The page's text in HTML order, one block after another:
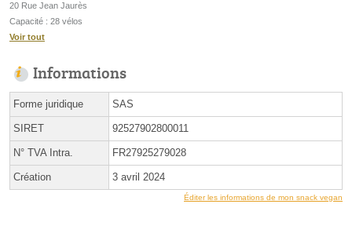
20 Rue Jean Jaurès
Capacité : 28 vélos
Voir tout
Informations
Forme juridique SAS
SIRET 92527902800011
N° TVA Intra. FR27925279028
Création 3 avril 2024
Éditer les informations de mon snack vegan